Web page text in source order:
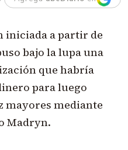
iniciada a partir de
bajo la lupa una
que habría
para luego
mayores mediante
Madryn.